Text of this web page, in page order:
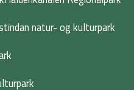
natur- og kulturpark